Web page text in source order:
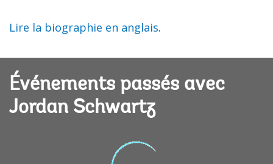
Lire la biographie en anglais.
Événements passés avec
Jordan Schwartz